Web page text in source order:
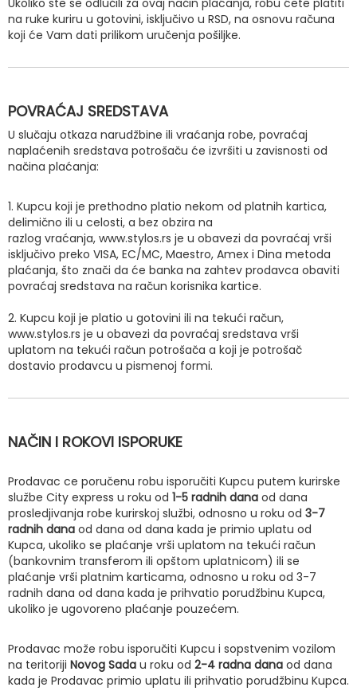
Ukoliko ste se odlučili za ovaj način plaćanja, robu ćete platiti
na ruke kuriru u gotovini, isključivo u RSD, na osnovu računa
koji će Vam dati prilikom uručenja pošiljke.
POVRAĆAJ SREDSTAVA
U slučaju otkaza narudžbine ili vraćanja robe, povraćaj
naplaćenih sredstava potrošaču će izvršiti u zavisnosti od
načina plaćanja:
1. Kupcu koji je prethodno platio nekom od platnih kartica,
delimično ili u celosti, a bez obzira na
razlog vraćanja, www.stylos.rs je u obavezi da povraćaj vrši
isključivo preko VISA, EC/MC, Maestro, Amex i Dina metoda
plaćanja, što znači da će banka na zahtev prodavca obaviti
povraćaj sredstava na račun korisnika kartice.
2. Kupcu koji je platio u gotovini ili na tekući račun,
www.stylos.rs je u obavezi da povraćaj sredstava vrši
uplatom na tekući račun potrošača a koji je potrošač
dostavio prodavcu u pismenoj formi.
NAČIN I ROKOVI ISPORUKE
Prodavac ce poručenu robu isporučiti Kupcu putem kurirske
službe City express u roku od 1-5 radnih dana od dana
prosledjivanja robe kurirskoj službi, odnosno u roku od 3-7
radnih dana od dana od dana kada je primio uplatu od
Kupca, ukoliko se plaćanje vrši uplatom na tekući račun
(bankovnim transferom ili opštom uplatnicom) ili se
plaćanje vrši platnim karticama, odnosno u roku od 3-7
radnih dana od dana kada je prihvatio porudžbinu Kupca,
ukoliko je ugovoreno plaćanje pouzećem.
Prodavac može robu isporučiti Kupcu i sopstvenim vozilom
na teritoriji Novog Sada u roku od 2-4 radna dana od dana
kada je Prodavac primio uplatu ili prihvatio porudžbinu Kupca.